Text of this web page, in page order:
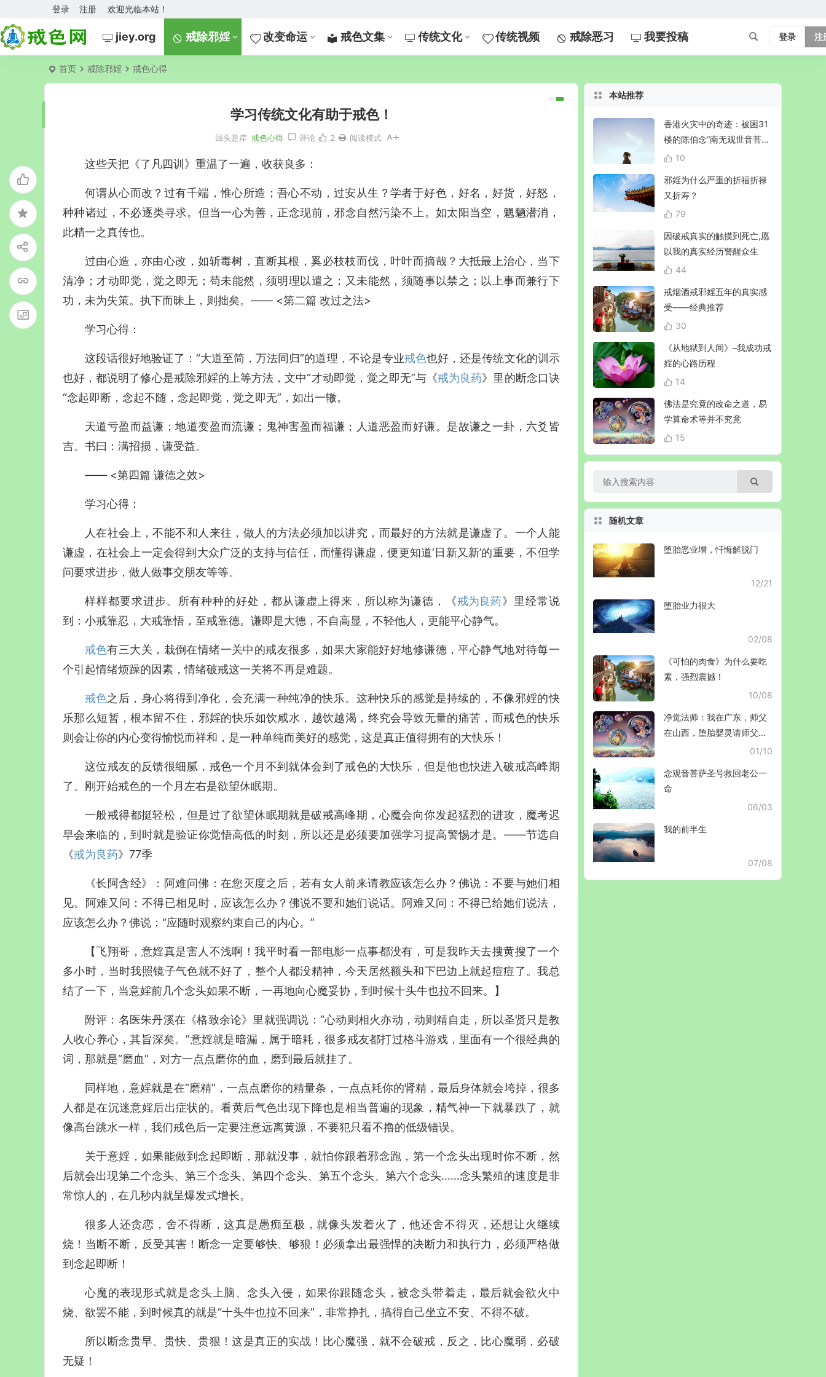
欢迎光临本站！
登录 注册
jiey.org 戒除邪婬 改变命运 戒色文集 传统文化 传统视频 戒除恶习 我要投稿 登录 注
首页 戒除邪婬 戒色心得
学习传统文化有助于戒色！
回头是岸 戒色心得 评论 2 阅读模式
这些天把《了凡四训》重温了一遍，收获良多：
何谓从心而改？过有千端，惟心所造；吾心不动，过安从生？学者于好色，好名，好货，好怒，
种种诸过，不必逐类寻求。但当一心为善，正念现前，邪念自然污染不上。如太阳当空，魍魉潜消，
此精一之真传也。
过由心造，亦由心改，如斩毒树，直断其根，奚必枝枝而伐，叶叶而摘哉？大抵最上治心，当下
清净；才动即觉，觉之即无；苟未能然，须明理以遣之；又未能然，须随事以禁之；以上事而兼行下
功，未为失策。执下而昧上，则拙矣。—— <第二篇 改过之法>
学习心得：
这段话很好地验证了：“大道至简，万法同归”的道理，不论是专业戒色也好，还是传统文化的训示
也好，都说明了修心是戒除邪婬的上等方法，文中“才动即觉，觉之即无”与《戒为良药》里的断念口诀
“念起即断，念起不随，念起即觉，觉之即无”，如出一辙。
天道亏盈而益谦；地道变盈而流谦；鬼神害盈而福谦；人道恶盈而好谦。是故谦之一卦，六爻皆
吉。书曰：满招损，谦受益。
—— <第四篇 谦德之效>
学习心得：
人在社会上，不能不和人来往，做人的方法必须加以讲究，而最好的方法就是谦虚了。一个人能
谦虚，在社会上一定会得到大众广泛的支持与信任，而懂得谦虚，便更知道‘日新又新’的重要，不但学
问要求进步，做人做事交朋友等等。
样样都要求进步。所有种种的好处，都从谦虚上得来，所以称为谦德，《戒为良药》里经常说
到：小戒靠忍，大戒靠悟，至戒靠德。谦即是大德，不自高显，不轻他人，更能平心静气。
戒色有三大关，栽倒在情绪一关中的戒友很多，如果大家能好好地修谦德，平心静气地对待每一
个引起情绪烦躁的因素，情绪破戒这一关将不再是难题。
戒色之后，身心将得到净化，会充满一种纯净的快乐。这种快乐的感觉是持续的，不像邪婬的快
乐那么短暂，根本留不住，邪婬的快乐如饮咸水，越饮越渴，终究会导致无量的痛苦，而戒色的快乐
则会让你的内心变得愉悦而祥和，是一种单纯而美好的感觉，这是真正值得拥有的大快乐！
这位戒友的反馈很细腻，戒色一个月不到就体会到了戒色的大快乐，但是他也快进入破戒高峰期
了。刚开始戒色的一个月左右是欲望休眠期。
一般戒得都挺轻松，但是过了欲望休眠期就是破戒高峰期，心魔会向你发起猛烈的进攻，魔考迟
早会来临的，到时就是验证你觉悟高低的时刻，所以还是必须要加强学习提高警惕才是。——节选自
《戒为良药》77季
《长阿含经》：阿难问佛：在您灭度之后，若有女人前来请教应该怎么办？佛说：不要与她们相
见。阿难又问：不得已相见时，应该怎么办？佛说不要和她们说话。阿难又问：不得已给她们说法，
应该怎么办？佛说：“应随时观察约束自己的内心。”
【飞翔哥，意婬真是害人不浅啊！我平时看一部电影一点事都没有，可是我昨天去搜黄搜了一个
多小时，当时我照镜子气色就不好了，整个人都没精神，今天居然额头和下巴边上就起痘痘了。我总
结了一下，当意婬前几个念头如果不断，一再地向心魔妥协，到时候十头牛也拉不回来。】
附评：名医朱丹溪在《格致余论》里就强调说：“心动则相火亦动，动则精自走，所以圣贤只是教
人收心养心，其旨深矣。”意婬就是暗漏，属于暗耗，很多戒友都打过格斗游戏，里面有一个很经典的
词，那就是“磨血”，对方一点点磨你的血，磨到最后就挂了。
同样地，意婬就是在“磨精”，一点点磨你的精量条，一点点耗你的肾精，最后身体就会垮掉，很多
人都是在沉迷意婬后出症状的。看黄后气色出现下降也是相当普遍的现象，精气神一下就暴跌了，就
像高台跳水一样，我们戒色后一定要注意远离黄源，不要犯只看不撸的低级错误。
关于意婬，如果能做到念起即断，那就没事，就怕你跟着邪念跑，第一个念头出现时你不断，然
后就会出现第二个念头、第三个念头、第四个念头、第五个念头、第六个念头……念头繁殖的速度是非
常惊人的，在几秒内就呈爆发式增长。
很多人还贪恋，舍不得断，这真是愚痴至极，就像头发着火了，他还舍不得灭，还想让火继续
烧！当断不断，反受其害！断念一定要够快、够狠！必须拿出最强悍的决断力和执行力，必须严格做
到念起即断！
心魔的表现形式就是念头上脑、念头入侵，如果你跟随念头，被念头带着走，最后就会欲火中
烧、欲罢不能，到时候真的就是“十头牛也拉不回来”，非常挣扎，搞得自己坐立不安、不得不破。
所以断念贵早、贵快、贵狠！这是真正的实战！比心魔强，就不会破戒，反之，比心魔弱，必破
无疑！
本站推荐
香港火灾中的奇迹：被困31
楼的陈伯念“南无观世音菩
萨”20小时奇迹生还！
10
邪婬为什么严重的折福折禄
又折寿？
79
因破戒真实的触摸到死亡,愿
以我的真实经历警醒众生
44
戒烟酒戒邪婬五年的真实感
受——经典推荐
30
《从地狱到人间》–我成功戒
婬的心路历程
14
佛法是究竟的改命之道，易
学算命术等并不究竟
15
随机文章
堕胎恶业增，忏悔解脱门
12/21
堕胎业力很大
02/08
《可怕的肉食》为什么要吃
素，强烈震撼！
10/08
净觉法师：我在广东，师父
在山西，堕胎婴灵请师父超
01/10
念观音菩萨圣号救回老公一
命
06/03
我的前半生
07/08